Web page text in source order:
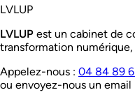
LVLUP
LVLUP est un cabinet de
transformation
Appelez-nous : 04 84 89
ou envoyez-nous un email